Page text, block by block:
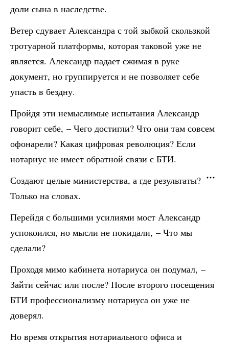
доли сына в наследстве.
Ветер сдувает Александра с той зыбкой скользкой
тротуарной платформы, которая таковой уже не
является. Александр падает сжимая в руке
документ, но группируется и не позволяет себе
упасть в бездну.
Пройдя эти немыслимые испытания Александр
говорит себе, – Чего достигли? Что они там совсем
офонарели? Какая цифровая революция? Если
нотариус не имеет обратной связи с БТИ.
Создают целые министерства, а где результаты?
Только на словах.
Перейдя с большими усилиями мост Александр
успокоился, но мысли не покидали, – Что мы
сделали?
Проходя мимо кабинета нотариуса он подумал, –
Зайти сейчас или после? После второго посещения
БТИ профессионализму нотариуса он уже не
доверял.
Но время открытия нотариального офиса и